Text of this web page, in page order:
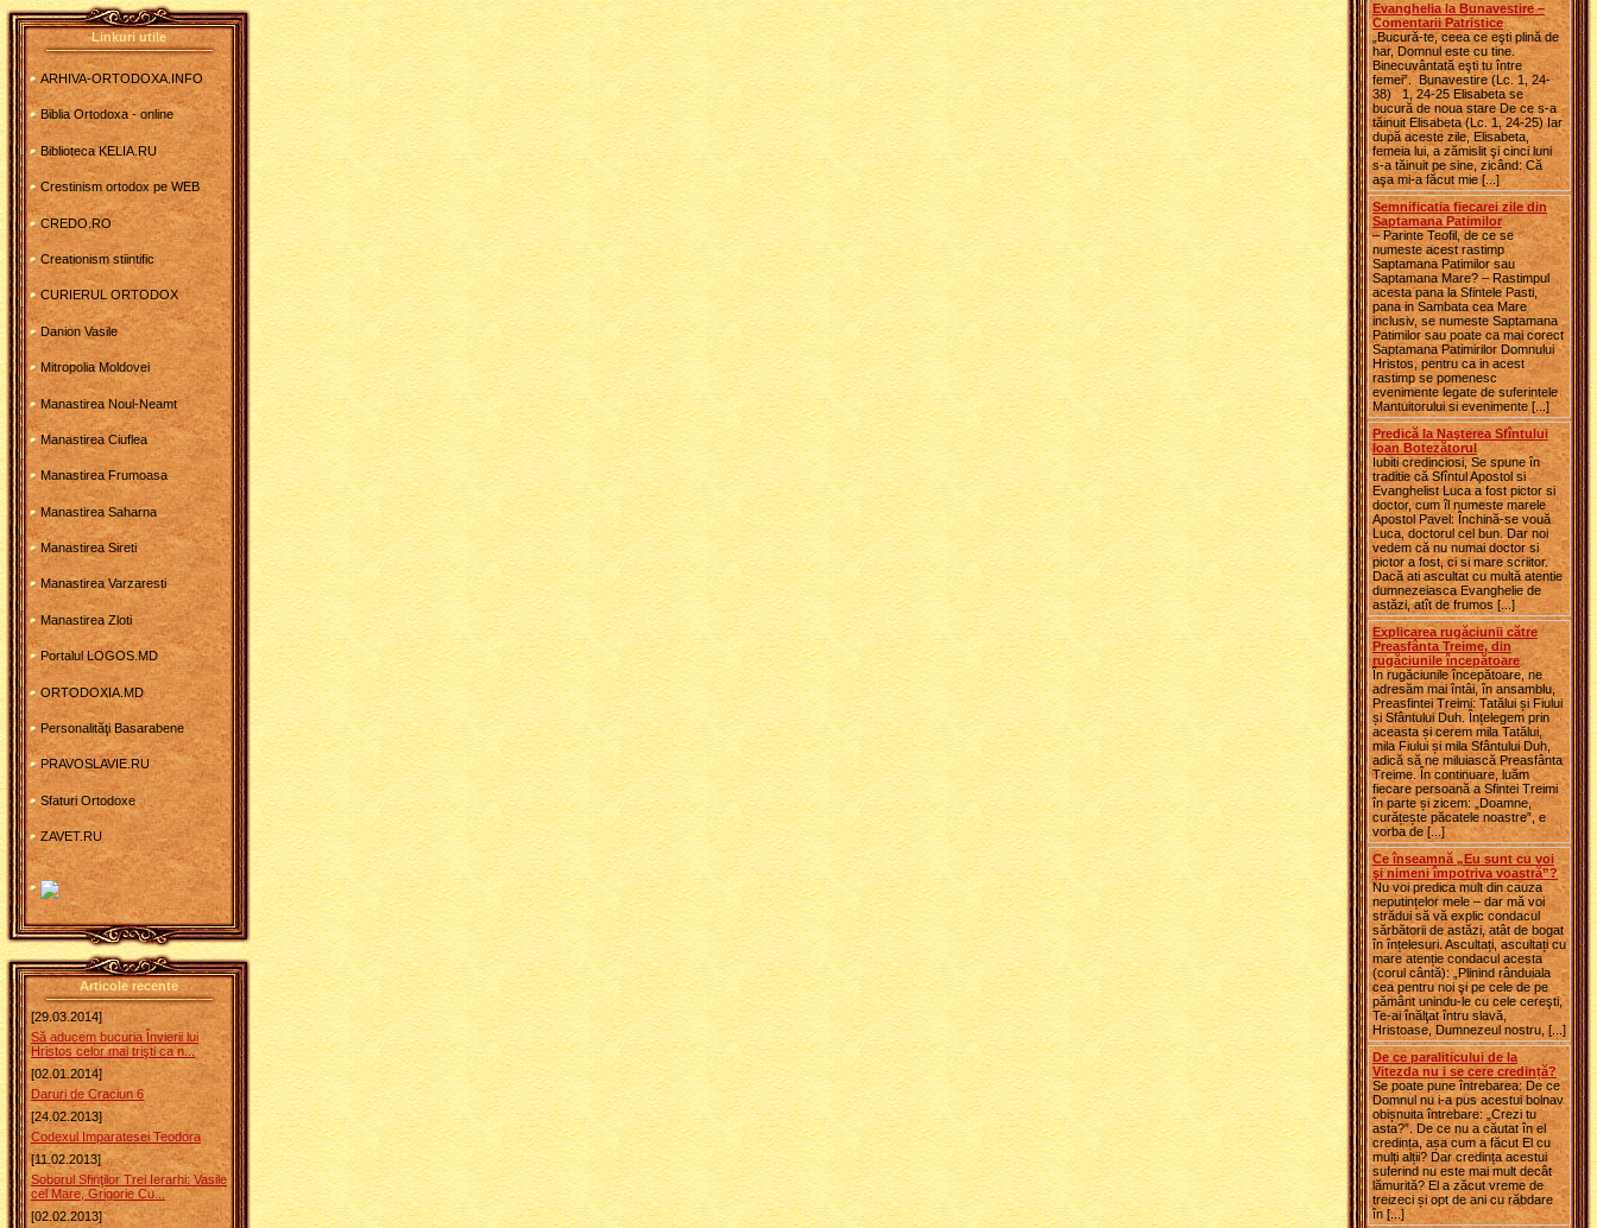
Linkuri utile
ARHIVA-ORTODOXA.INFO
Biblia Ortodoxa - online
Biblioteca KELIA.RU
Crestinism ortodox pe WEB
CREDO.RO
Creationism stiintific
CURIERUL ORTODOX
Danion Vasile
Mitropolia Moldovei
Manastirea Noul-Neamt
Manastirea Ciuflea
Manastirea Frumoasa
Manastirea Saharna
Manastirea Sireti
Manastirea Varzaresti
Manastirea Zloti
Portalul LOGOS.MD
ORTODOXIA.MD
Personalităţi Basarabene
PRAVOSLAVIE.RU
Sfaturi Ortodoxe
ZAVET.RU
Articole recente
[29.03.2014]
Să aducem bucuria Învierii lui
Hristos celor mai trişti ca n...
[02.01.2014]
Daruri de Craciun 6
[24.02.2013]
Codexul Imparatesei Teodora
[11.02.2013]
Soborul Sfinţilor Trei Ierarhi: Vasile
cel Mare, Grigorie Cu...
[02.02.2013]
Evanghelia la Bunavestire –
Comentarii Patristice
„Bucură-te, ceea ce eşti plină de
har, Domnul este cu tine.
Binecuvântată eşti tu între
femei”. Bunavestire (Lc. 1, 24-
38) 1, 24-25 Elisabeta se
bucură de noua stare De ce s-a
tăinuit Elisabeta (Lc. 1, 24-25) Iar
după aceste zile, Elisabeta,
femeia lui, a zămislit şi cinci luni
s-a tăinuit pe sine, zicând: Că
aşa mi-a făcut mie [...]
Semnificatia fiecarei zile din
Saptamana Patimilor
– Parinte Teofil, de ce se
numeste acest rastimp
Saptamana Patimilor sau
Saptamana Mare? – Rastimpul
acesta pana la Sfintele Pasti,
pana in Sambata cea Mare
inclusiv, se numeste Saptamana
Patimilor sau poate ca mai corect
Saptamana Patimirilor Domnului
Hristos, pentru ca in acest
rastimp se pomenesc
evenimente legate de suferintele
Mantuitorului si evenimente [...]
Predică la Naşterea Sfîntului
Ioan Botezătorul
Iubiti credinciosi, Se spune în
traditie că Sfîntul Apostol si
Evanghelist Luca a fost pictor si
doctor, cum îl numeste marele
Apostol Pavel: Închină-se vouă
Luca, doctorul cel bun. Dar noi
vedem că nu numai doctor si
pictor a fost, ci si mare scriitor.
Dacă ati ascultat cu multă atentie
dumnezeiasca Evanghelie de
astăzi, atît de frumos [...]
Explicarea rugăciunii către
Preasfânta Treime, din
rugăciunile începătoare
În rugăciunile începătoare, ne
adresăm mai întâi, în ansamblu,
Preasfintei Treimi: Tatălui și Fiului
și Sfântului Duh. Înțelegem prin
aceasta și cerem mila Tatălui,
mila Fiului și mila Sfântului Duh,
adică să ne miluiască Preasfânta
Treime. În continuare, luăm
fiecare persoană a Sfintei Treimi
în parte și zicem: „Doamne,
curățește păcatele noastre”, e
vorba de [...]
Ce înseamnă „Eu sunt cu voi
şi nimeni împotriva voastră”?
Nu voi predica mult din cauza
neputințelor mele – dar mă voi
strădui să vă explic condacul
sărbătorii de astăzi, atât de bogat
în înțelesuri. Ascultați, ascultați cu
mare atenție condacul acesta
(corul cântă): „Plinind rânduiala
cea pentru noi şi pe cele de pe
pământ unindu-le cu cele cereşti,
Te-ai înălţat întru slavă,
Hristoase, Dumnezeul nostru, [...]
De ce paraliticului de la
Vitezda nu i se cere credință?
Se poate pune întrebarea: De ce
Domnul nu i-a pus acestui bolnav
obișnuita întrebare: „Crezi tu
asta?”. De ce nu a căutat în el
credința, așa cum a făcut El cu
mulți alții? Dar credința acestui
suferind nu este mai mult decât
lămurită? El a zăcut vreme de
treizeci și opt de ani cu răbdare
în [...]